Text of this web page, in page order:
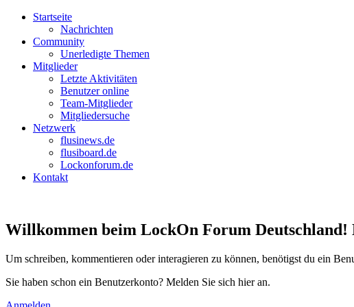
Startseite
Nachrichten
Community
Unerledigte Themen
Mitglieder
Letzte Aktivitäten
Benutzer online
Team-Mitglieder
Mitgliedersuche
Netzwerk
flusinews.de
flusiboard.de
Lockonforum.de
Kontakt
Willkommen beim LockOn Forum
Um schreiben, kommentieren oder interagieren zu können, benötigst du ein
Sie haben schon ein Benutzerkonto? Melden Sie sich hier an.